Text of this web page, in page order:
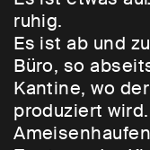
ruhig.
Es ist ab und
Büro, so
Kantine, wo
produziert